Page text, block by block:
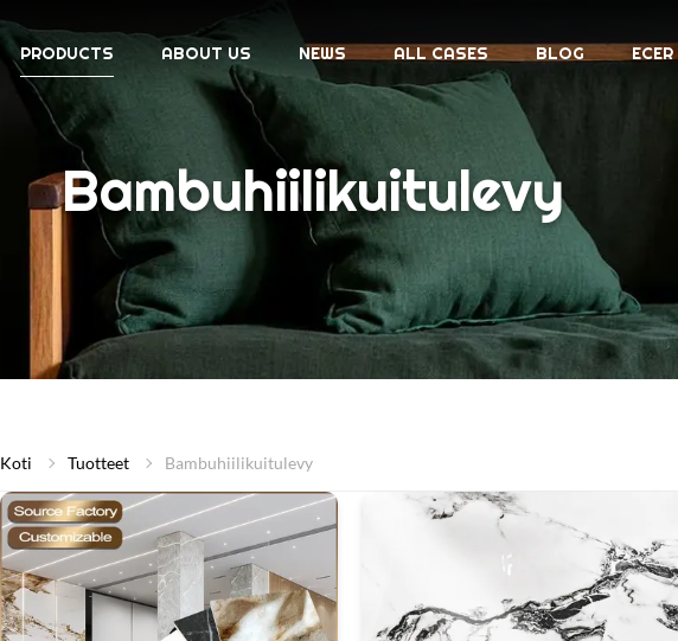
PRODUCTS ABOUT US NEWS ALL CASES BLOG ECER
Bambuhiilikuitulevy
Koti Tuotteet Bambuhiilikuitulevy